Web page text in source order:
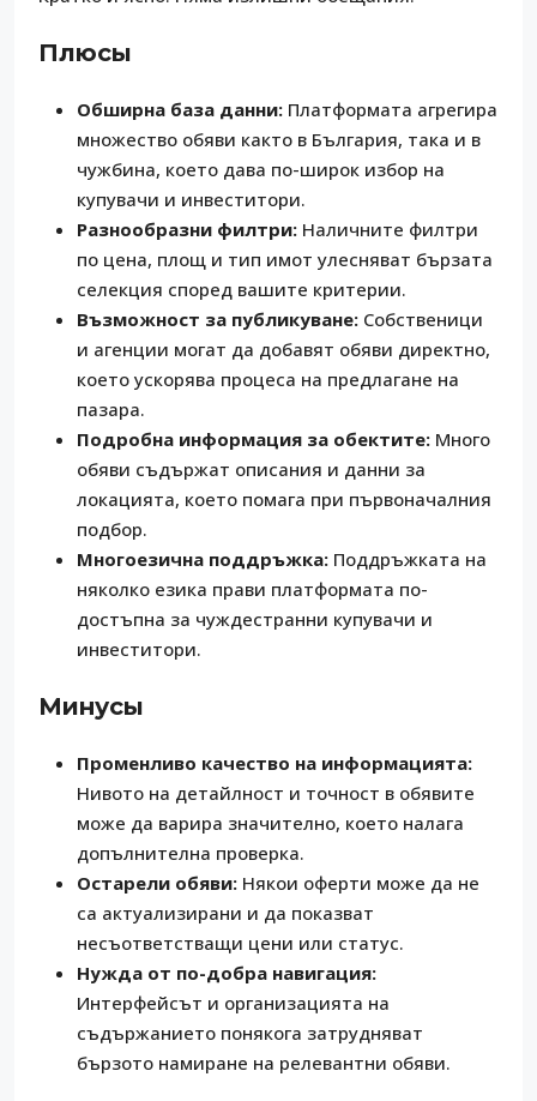
Плюсы
Обширна база данни: Платформата агрегира
множество обяви както в България, така и в
чужбина, което дава по-широк избор на
купувачи и инвеститори.
Разнообразни филтри: Наличните филтри
по цена, площ и тип имот улесняват бързата
селекция според вашите критерии.
Възможност за публикуване: Собственици
и агенции могат да добавят обяви директно,
което ускорява процеса на предлагане на
пазара.
Подробна информация за обектите: Много
обяви съдържат описания и данни за
локацията, което помага при първоначалния
подбор.
Многоезична поддръжка: Поддръжката на
няколко езика прави платформата по-
достъпна за чуждестранни купувачи и
инвеститори.
Минусы
Променливо качество на информацията:
Нивото на детайлност и точност в обявите
може да варира значително, което налага
допълнителна проверка.
Остарели обяви: Някои оферти може да не
са актуализирани и да показват
несъответстващи цени или статус.
Нужда от по-добра навигация:
Интерфейсът и организацията на
съдържанието понякога затрудняват
бързото намиране на релевантни обяви.